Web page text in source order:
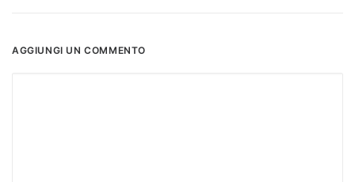
AGGIUNGI UN COMMENTO